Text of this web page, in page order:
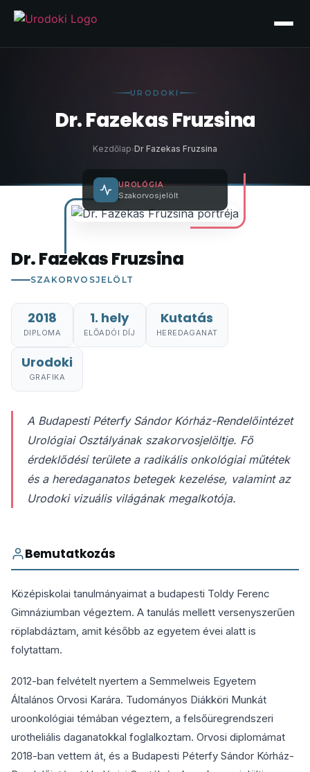
Ugrás
URODOKI
Dr. Fazekas Fruzsina
Kezdőlap›Dr Fazekas Fruzsina
UROLÓGIA
Szakorvosjelölt
Dr. Fazekas Fruzsina
SZAKORVOSJELÖLT
2018
DIPLOMA
1. hely
ELŐADÓI DÍJ
Kutatás
HEREDAGANAT
Urodoki
GRAFIKA
A Budapesti Péterfy Sándor Kórház-Rendelőintézet
Urológiai Osztályának szakorvosjelöltje. Fő
érdeklődési területe a radikális onkológiai műtétek
és a heredaganatos betegek kezelése, valamint az
Urodoki vizuális világának megalkotója.
Bemutatkozás
Középiskolai tanulmányaimat a budapesti Toldy Ferenc
Gimnáziumban végeztem. A tanulás mellett versenyszerűen
röplabdáztam, amit később az egyetem évei alatt is
folytattam.
2012-ban felvételt nyertem a Semmelweis Egyetem
Általános Orvosi Karára. Tudományos Diákköri Munkát
uroonkológiai témában végeztem, a felsőüregrendszeri
urotheliális daganatokkal foglalkoztam. Orvosi diplomámat
2018-ban vettem át, és a Budapesti Péterfy Sándor Kórház-